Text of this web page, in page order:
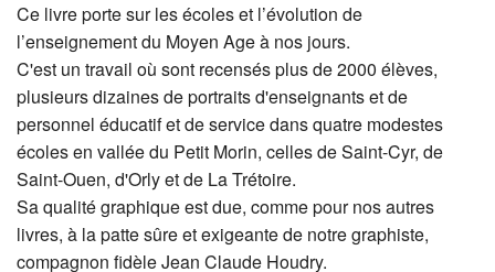
Ce livre porte sur les écoles et l’évolution de
l’enseignement du Moyen Age à nos jours.
C'est un travail où sont recensés plus de 2000 élèves,
plusieurs dizaines de portraits d'enseignants et de
personnel éducatif et de service dans quatre modestes
écoles en vallée du Petit Morin, celles de Saint-Cyr, de
Saint-Ouen, d'Orly et de La Trétoire.
Sa qualité graphique est due, comme pour nos autres
livres, à la patte sûre et exigeante de notre graphiste,
compagnon fidèle Jean Claude Houdry.